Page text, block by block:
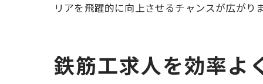
リアを飛躍的に向上させるチャンスが広がり
鉄筋工求人を効率よ